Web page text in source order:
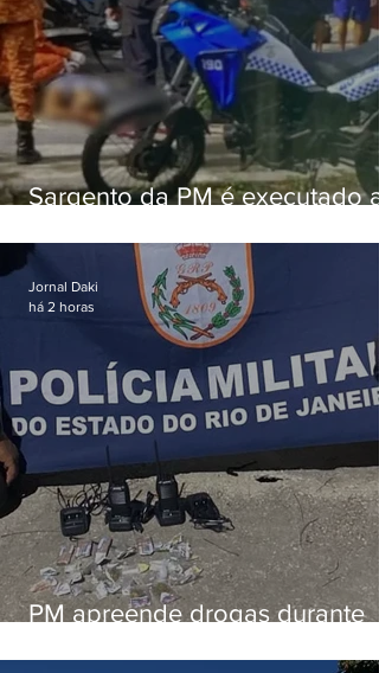
Sargento da PM é executado a
em Vaz Lobo
PM apreende drogas durante
Jornal Daki
há 2 horas